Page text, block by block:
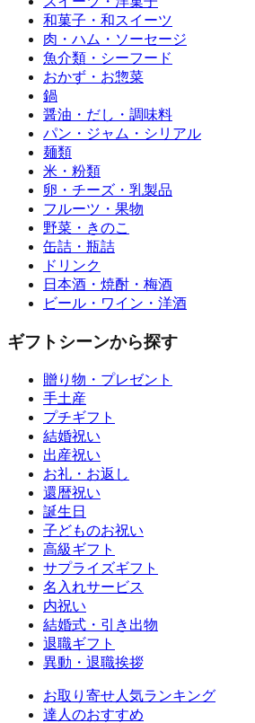
和菓子・和スイーツ
肉・ハム・ソーセージ
魚介類・シーフード
おかず・お惣菜
鍋
醤油・だし・調味料
パン・ジャム・シリアル
麺類
米・粉類
卵・チーズ・乳製品
フルーツ・果物
野菜・きのこ
缶詰・瓶詰
ドリンク
日本酒・焼酎・梅酒
ビール・ワイン・洋酒
ギフトシーンから探す
贈り物・プレゼント
手土産
プチギフト
結婚祝い
出産祝い
お礼・お返し
還暦祝い
誕生日
子どものお祝い
高級ギフト
サプライズギフト
名入れサービス
内祝い
結婚式・引き出物
退職ギフト
異動・退職挨拶
お取り寄せ人気ランキング
達人のおすすめ